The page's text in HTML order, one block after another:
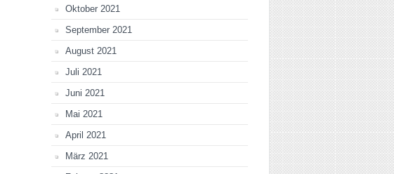
Oktober 2021
September 2021
August 2021
Juli 2021
Juni 2021
Mai 2021
April 2021
März 2021